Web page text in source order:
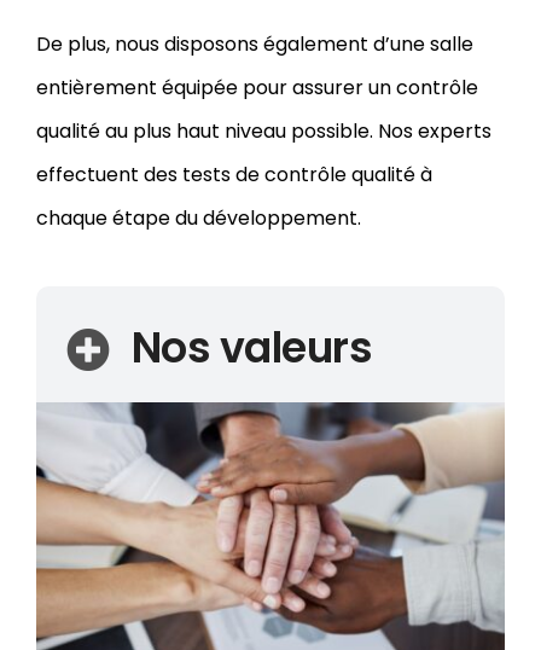
De plus, nous disposons également d’une salle
entièrement équipée pour assurer un contrôle
qualité au plus haut niveau possible. Nos experts
effectuent des tests de contrôle qualité à
chaque étape du développement.
Nos valeurs